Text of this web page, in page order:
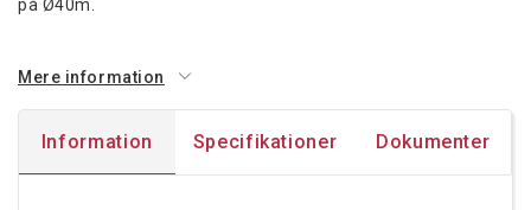
på Ø40m.
Mere information
Information Specifikationer Dokumenter